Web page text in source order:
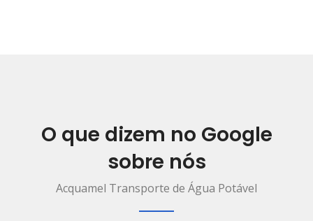
O que dizem no Google
sobre nós
Acquamel Transporte de Água Potável